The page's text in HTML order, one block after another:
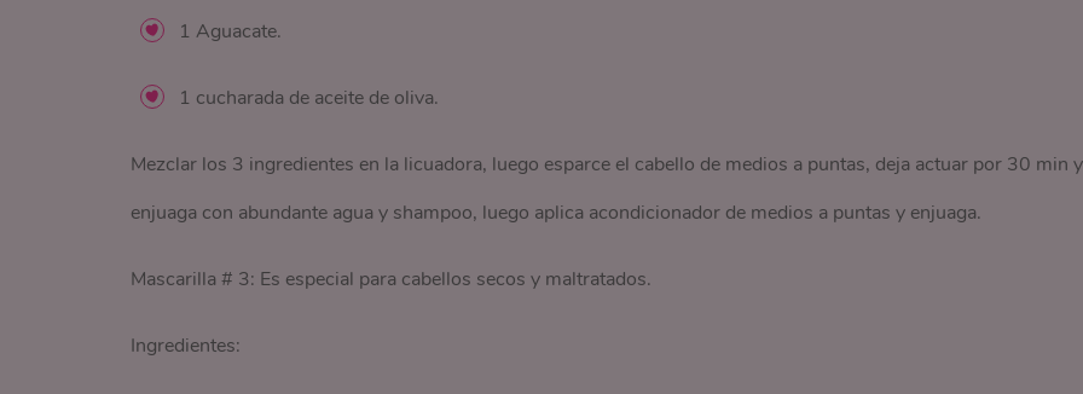
1 Aguacate.
1 cucharada de aceite de oliva.
Mezclar los 3 ingredientes en la licuadora, luego esparce el cabello de medios a puntas, deja actuar por 30 min y
enjuaga con abundante agua y shampoo, luego aplica acondicionador de medios a puntas y enjuaga.
Mascarilla # 3: Es especial para cabellos secos y maltratados.
Ingredientes: